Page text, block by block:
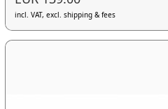
incl. VAT, excl. shipping & fees